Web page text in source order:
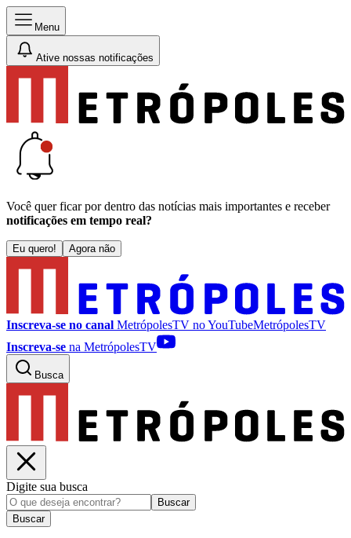
Menu
Ative nossas notificações
Você quer ficar por dentro das notícias mais importantes e receber
notificações em tempo real?
Eu quero! Agora não
Inscreva-se no canal MetrópolesTV noYouTubeMetrópolesTV
Inscreva-se na MetrópolesTV
Busca
Digite sua busca
Buscar
Buscar